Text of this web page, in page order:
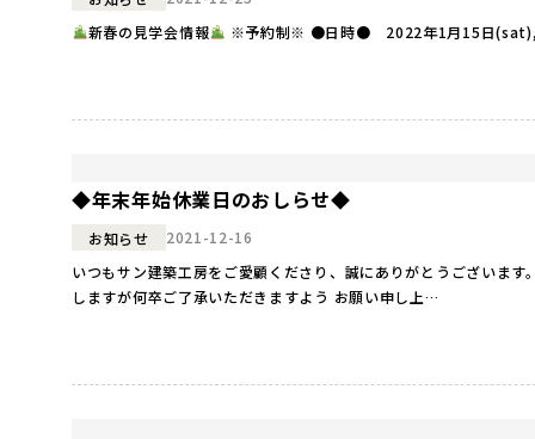
新春の見学会情報
※予約制※ ●日時● 2022年1月15
◆年末年始休業日のおしらせ◆
お知らせ
2021-12-16
いつもサン建築工房をご愛顧くださり、誠にありがとうございま
しますが何卒ご了承いただきますよう お願い申し上…